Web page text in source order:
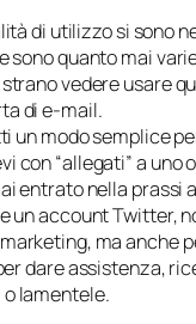
di utilizzo si sono
sono quanto mai
vedere usare
di e-mail.
un modo semplice
con “allegati” a uno
entrato nella prassi
un account Twitter,
ma anche
dare assistenza,
lamentele.